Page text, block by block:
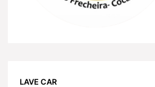
LAVE CAR